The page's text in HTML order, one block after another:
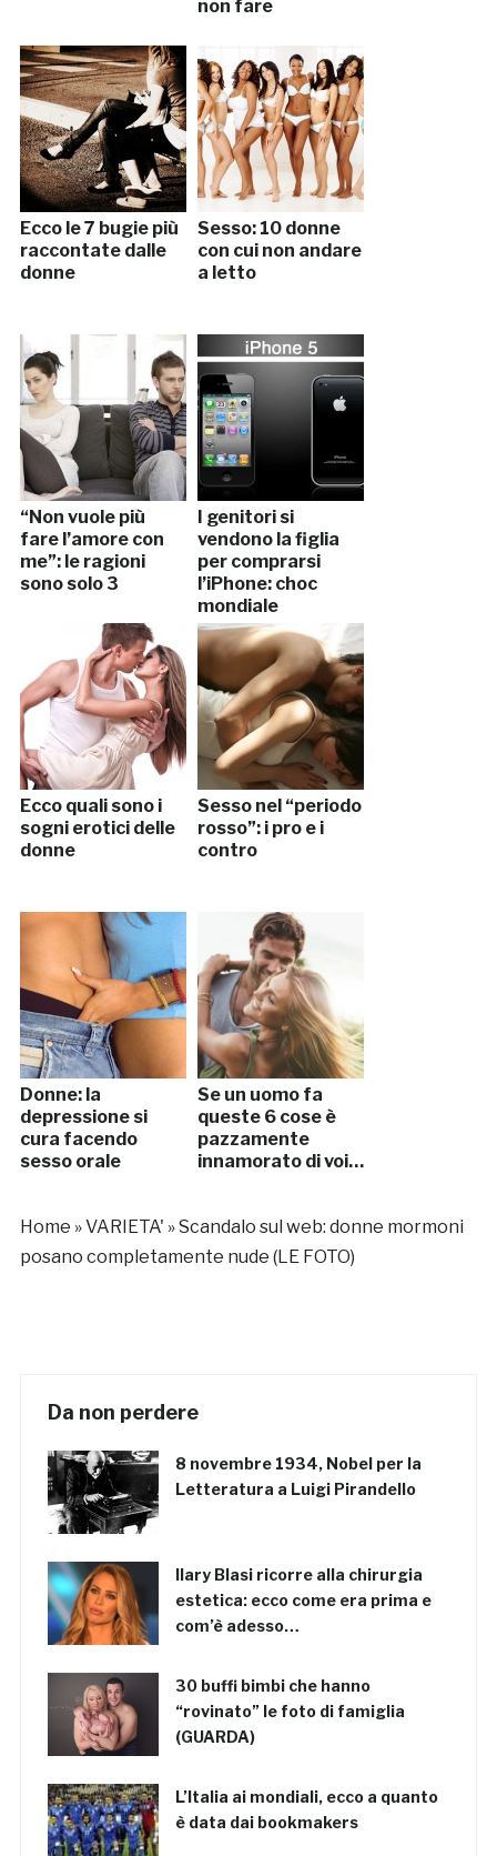
non fare
Ecco le 7 bugie più
raccontate dalle
donne
Sesso: 10 donne
con cui non andare
a letto
“Non vuole più
fare l’amore con
me”: le ragioni
sono solo 3
I genitori si
vendono la figlia
per comprarsi
l’iPhone: choc
mondiale
Ecco quali sono i
sogni erotici delle
donne
Sesso nel “periodo
rosso”: i pro e i
contro
Donne: la
depressione si
cura facendo
sesso orale
Se un uomo fa
queste 6 cose è
pazzamente
innamorato di voi…
Home »VARIETA' »Scandalo sul web: donne mormoni
posano completamente nude (LE FOTO)
Da non perdere
8 novembre 1934, Nobel per la
Letteratura a Luigi Pirandello
Ilary Blasi ricorre alla chirurgia
estetica: ecco come era prima e
com’è adesso…
30 buffi bimbi che hanno
“rovinato” le foto di famiglia
(GUARDA)
L’Italia ai mondiali, ecco a quanto
è data dai bookmakers